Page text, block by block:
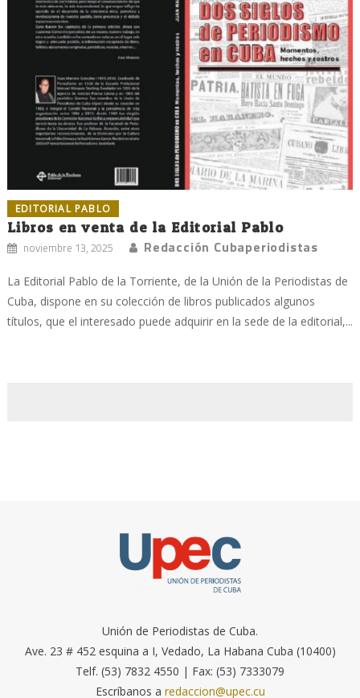
EDITORIAL PABLO
Libros en venta de la Editorial Pablo
noviembre 13, 2025 Redacción Cubaperiodistas
La Editorial Pablo de la Torriente, de la Unión de la Periodistas de
Cuba, dispone en su colección de libros publicados algunos
títulos, que el interesado puede adquirir en la sede de la editorial,...
Unión de Periodistas de Cuba.
Ave. 23 # 452 esquina a I, Vedado, La Habana Cuba (10400)
Telf. (53) 7832 4550 | Fax: (53) 7333079
Escríbanos a redaccion@upec.cu